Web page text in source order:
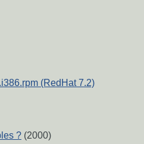
(RedHat 7.2)
? (2000)